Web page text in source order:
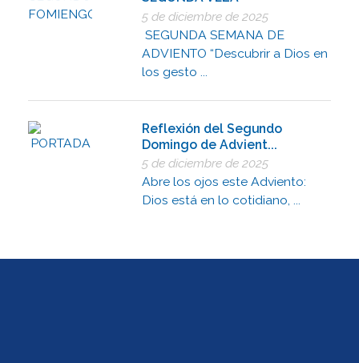
5 de diciembre de 2025
SEGUNDA SEMANA DE
ADVIENTO “Descubrir a Dios en
los gesto ...
Reflexión del Segundo
Domingo de Advient...
5 de diciembre de 2025
Abre los ojos este Adviento:
Dios está en lo cotidiano, ...